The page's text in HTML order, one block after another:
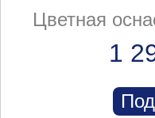
Цветная
1